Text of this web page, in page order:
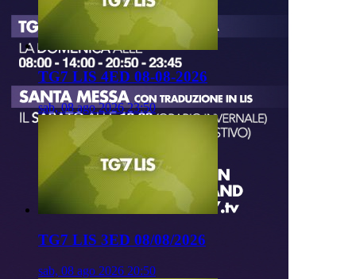
TG7 LIS 4ED 08-08-2026
sab, 08 ago 2026 23:50
TG7 LIS 3ED 08/08/2026
sab, 08 ago 2026 20:50